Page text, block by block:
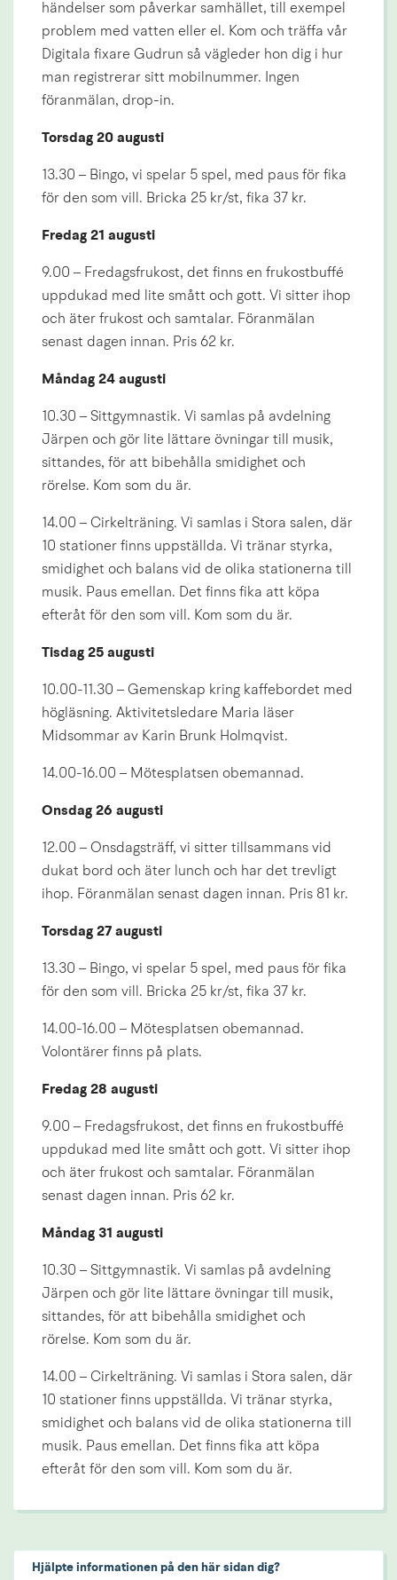
händelser som påverkar samhället, till exempel
problem med vatten eller el. Kom och träffa vår
Digitala fixare Gudrun så vägleder hon dig i hur
man registrerar sitt mobilnummer. Ingen
föranmälan, drop-in.
Torsdag 20 augusti
13.30 – Bingo, vi spelar 5 spel, med paus för fika
för den som vill. Bricka 25 kr/st, fika 37 kr.
Fredag 21 augusti
9.00 – Fredagsfrukost, det finns en frukostbuffé
uppdukad med lite smått och gott. Vi sitter ihop
och äter frukost och samtalar. Föranmälan
senast dagen innan. Pris 62 kr.
Måndag 24 augusti
10.30 – Sittgymnastik. Vi samlas på avdelning
Järpen och gör lite lättare övningar till musik,
sittandes, för att bibehålla smidighet och
rörelse. Kom som du är.
14.00 – Cirkelträning. Vi samlas i Stora salen, där
10 stationer finns uppställda. Vi tränar styrka,
smidighet och balans vid de olika stationerna till
musik. Paus emellan. Det finns fika att köpa
efteråt för den som vill. Kom som du är.
Tisdag 25 augusti
10.00-11.30 – Gemenskap kring kaffebordet med
högläsning. Aktivitetsledare Maria läser
Midsommar av Karin Brunk Holmqvist.
14.00-16.00 – Mötesplatsen obemannad.
Onsdag 26 augusti
12.00 – Onsdagsträff, vi sitter tillsammans vid
dukat bord och äter lunch och har det trevligt
ihop. Föranmälan senast dagen innan. Pris 81 kr.
Torsdag 27 augusti
13.30 – Bingo, vi spelar 5 spel, med paus för fika
för den som vill. Bricka 25 kr/st, fika 37 kr.
14.00-16.00 – Mötesplatsen obemannad.
Volontärer finns på plats.
Fredag 28 augusti
9.00 – Fredagsfrukost, det finns en frukostbuffé
uppdukad med lite smått och gott. Vi sitter ihop
och äter frukost och samtalar. Föranmälan
senast dagen innan. Pris 62 kr.
Måndag 31 augusti
10.30 – Sittgymnastik. Vi samlas på avdelning
Järpen och gör lite lättare övningar till musik,
sittandes, för att bibehålla smidighet och
rörelse. Kom som du är.
14.00 – Cirkelträning. Vi samlas i Stora salen, där
10 stationer finns uppställda. Vi tränar styrka,
smidighet och balans vid de olika stationerna till
musik. Paus emellan. Det finns fika att köpa
efteråt för den som vill. Kom som du är.
Hjälpte informationen på den här sidan dig?